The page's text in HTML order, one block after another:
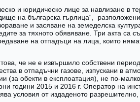
и юридическо лице за навлизане в
на българска гърлица“,
и засяване на земеделска
за тяхното обявяване. Три акта са
на отпадъци на лица, които
че не е извършило собствени
в отпадъчни газове, изпускани в
(за обекти в експлоатация), не по-
години 2015 и 2016 г. Оператор на
условия от издаденото